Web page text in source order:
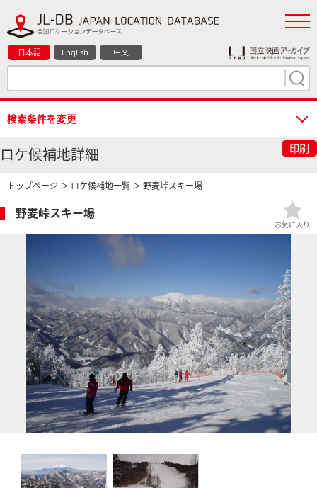
日本語 English 中文
検索条件を変更
ロケ候補地詳細 印刷
トップページ ＞ ロケ候補地一覧 ＞ 野麦峠スキー場
野麦峠スキー場
お気に入り